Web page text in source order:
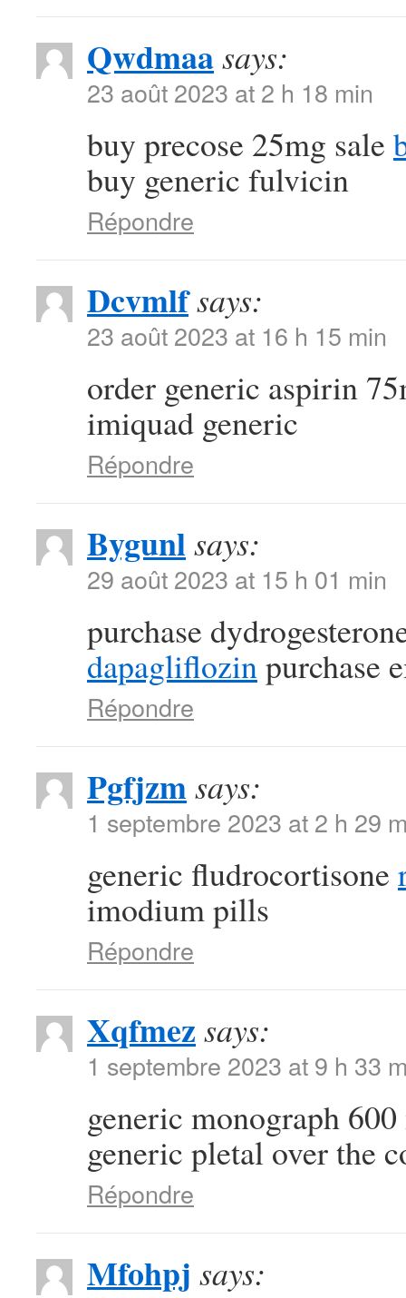
Qwdmaasays:
23 août 2023 at 2 h 18 min
buy precose 25mg sale
buy generic fulvicin
Répondre
Dcvmlfsays:
23 août 2023 at 16 h 15 min
order generic aspirin
imiquad generic
Répondre
Bygunlsays:
29 août 2023 at 15 h 01 min
purchase
dapagliflozinpurchase
Répondre
Pgfjzmsays:
1 septembre 2023 at 2 h 29
generic fludrocortisone
imodium pills
Répondre
Xqfmez says:
1 septembre 2023 at 9 h 33
generic monograph
generic pletal over the
Répondre
Mfohpj says: